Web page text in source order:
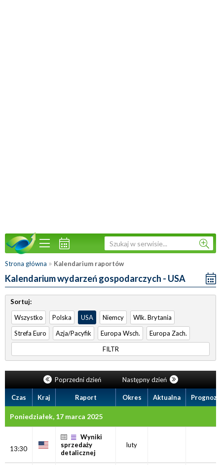
Strona główna » Kalendarium raportów
Kalendarium wydarzeń gospodarczych - USA
Sortuj:
Wszystko
Polska USA Niemcy
Wlk. Brytania
Strefa Euro
Azja/Pacyfik Europa Wsch.
Europa Zach.
FILTR
Poprzedni dzień Następny dzień
Czas Kraj Raport Okres Aktualna Prognoza
Poniedziałek, 17 marca 2025
13:30
Wyniki
sprzedaży
detalicznej
luty